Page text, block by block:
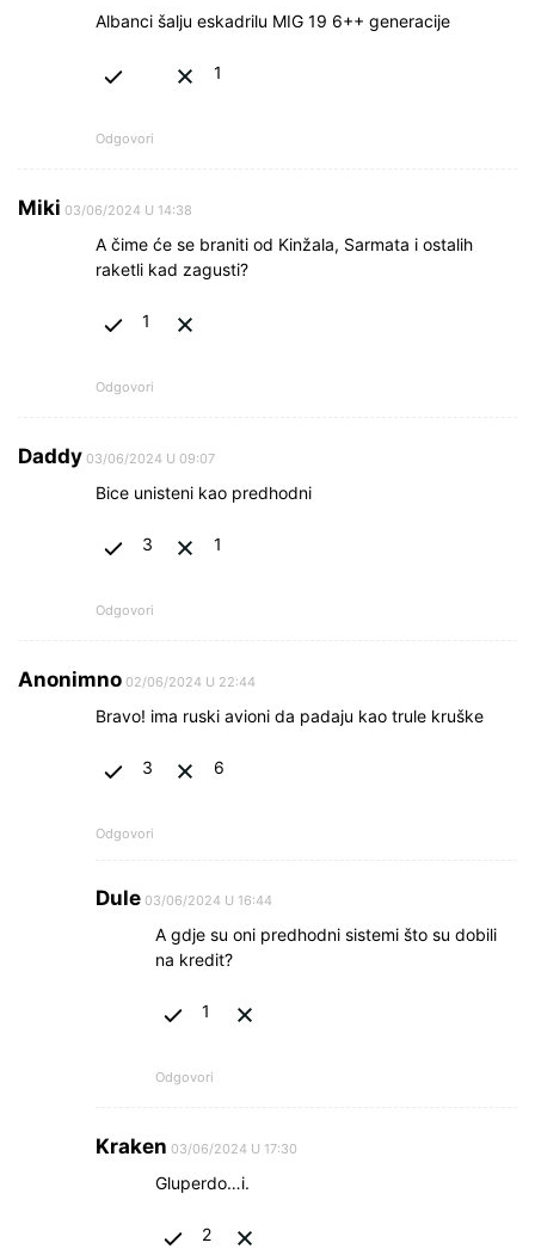
Albanci šalju eskadrilu MIG 19 6++ generacije
1
Odgovori
Miki 03/06/2024 U 14:38
A čime će se braniti od Kinžala, Sarmata i ostalih
raketli kad zagusti?
1
Odgovori
Daddy 03/06/2024 U 09:07
Bice unisteni kao predhodni
3 1
Odgovori
Anonimno 02/06/2024 U 22:44
Bravo! ima ruski avioni da padaju kao trule kruške
3 6
Odgovori
Dule 03/06/2024 U 16:44
A gdje su oni predhodni sistemi što su dobili
na kredit?
1
Odgovori
Kraken 03/06/2024 U 17:30
Gluperdo…i.
2